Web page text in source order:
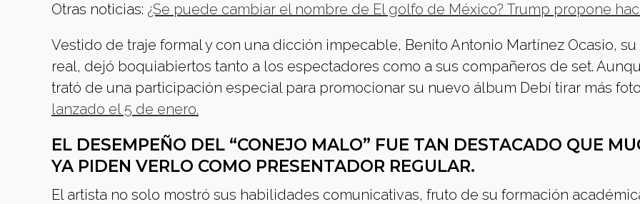
Otras noticias: ¿Se puede cambiar el nombre de El golfo de México? Trump propone
Vestido de traje formal y con una dicción impecable, Benito Antonio Martínez Ocasio,
real, dejó boquiabiertos tanto a los espectadores como a sus compañeros de set.
trató de una participación especial para promocionar su nuevo álbum Debí tirar más
lanzado el 5 de enero.
EL DESEMPEÑO DEL “CONEJO MALO” FUE TAN DESTACADO QUE
YA PIDEN VERLO COMO PRESENTADOR REGULAR.
El artista no solo mostró sus habilidades comunicativas, fruto de su formación